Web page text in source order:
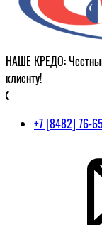
НАШЕ КРЕДО:
клиенту!
+7 [8482] 76-